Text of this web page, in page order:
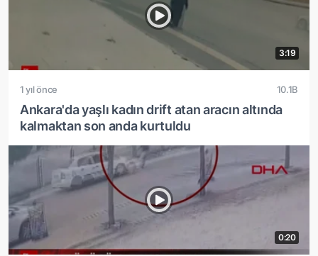
3:19
1 yıl önce 10.1B
Ankara'da yaşlı kadın drift atan aracın altında
kalmaktan son anda kurtuldu
0:20